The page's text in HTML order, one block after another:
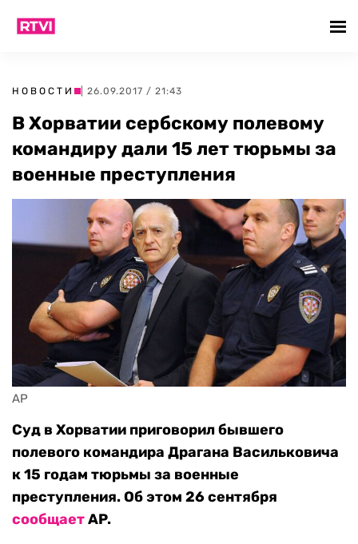
НОВОСТИ | 26.09.2017 / 21:43
В Хорватии сербскому полевому
командиру дали 15 лет тюрьмы за
военные преступления
AP
Суд в Хорватии приговорил бывшего
полевого командира Драгана Васильковича
к 15 годам тюрьмы за военные
преступления. Об этом 26 сентября
сообщаетAP.